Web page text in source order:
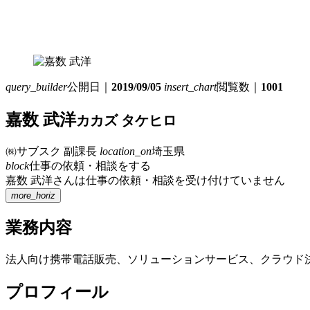
query_builder公開日｜ 2019/09/05 insert_chart閲覧数｜ 1001
嘉数 武洋カカズ タケヒロ
㈱サブスク 副課長 location_on埼玉県
block仕事の依頼・相談をする
嘉数 武洋さんは仕事の依頼・相談を受け付けていません
more_horiz
業務内容
法人向け携帯電話販売、ソリューションサービス、クラウド
プロフィール